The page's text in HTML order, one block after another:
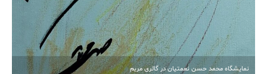
نمایشگاه محمد حسن نعمتیان در گالری مریم